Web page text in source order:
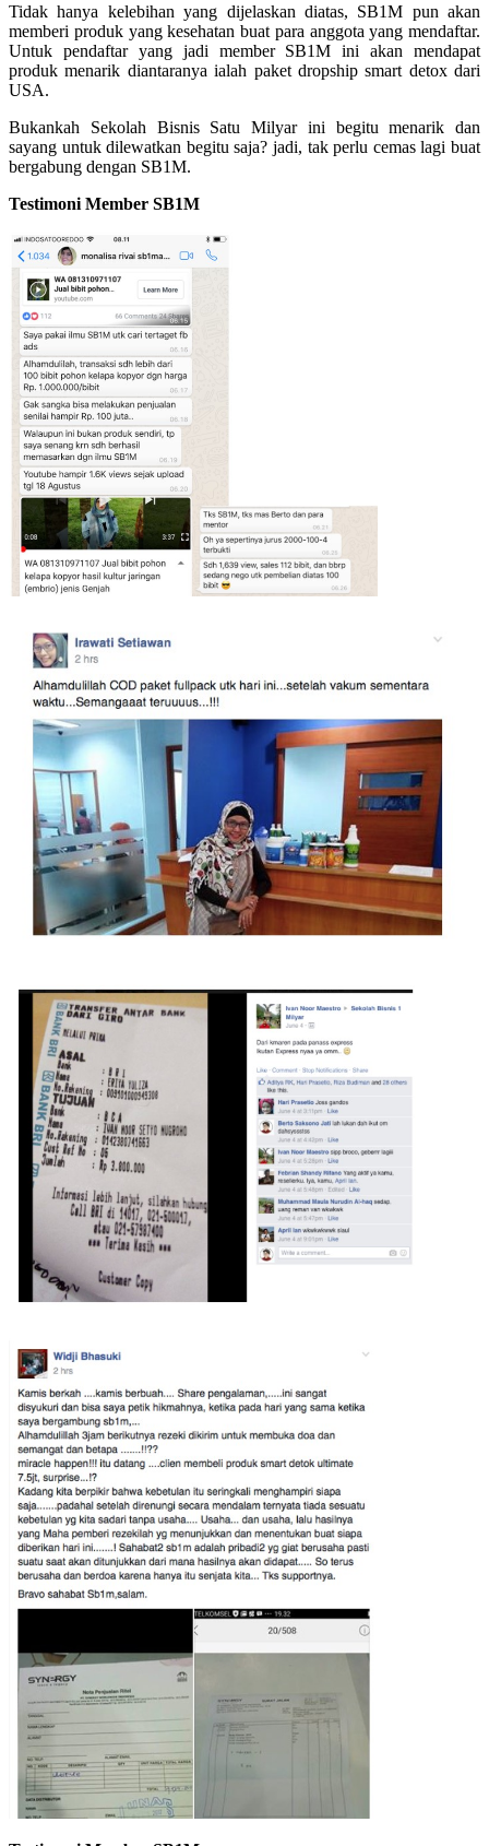
Tidak hanya kelebihan yang dijelaskan diatas, SB1M pun akan
memberi produk yang kesehatan buat para anggota yang mendaftar.
Untuk pendaftar yang jadi member SB1M ini akan mendapat
produk menarik diantaranya ialah paket dropship smart detox dari
USA.
Bukankah Sekolah Bisnis Satu Milyar ini begitu menarik dan
sayang untuk dilewatkan begitu saja? jadi, tak perlu cemas lagi buat
bergabung dengan SB1M.
Testimoni Member SB1M